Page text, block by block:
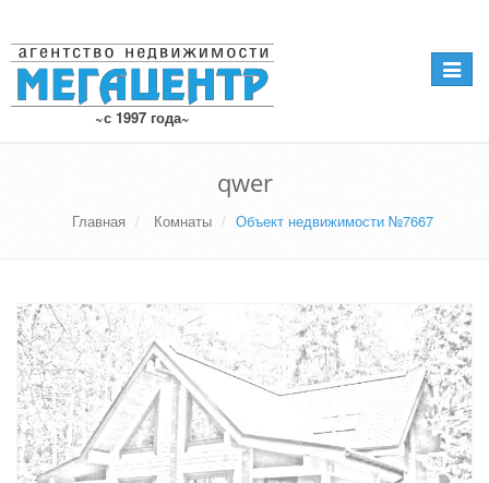
~с 1997 года~
qwer
Главная Комнаты Объект недвижимости №7667